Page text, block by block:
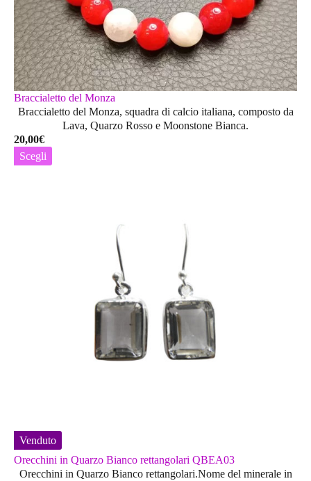
del
prodotto
Braccialetto del Monza
Braccialetto del Monza, squadra di calcio italiana, composto da
Lava, Quarzo Rosso e Moonstone Bianca.
20,00€
Scegli
Venduto
Orecchini in Quarzo Bianco rettangolari QBEA03
Orecchini in Quarzo Bianco rettangolari.Nome del minerale in